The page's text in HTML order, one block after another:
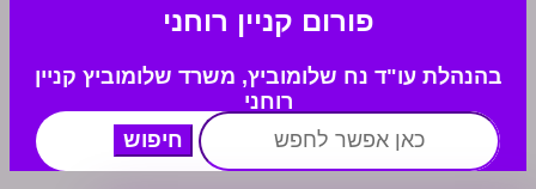
פורום קניין רוחני
בהנהלת עו"ד נח שלומוביץ, משרד שלומוביץ קניין
רוחני
חפש: